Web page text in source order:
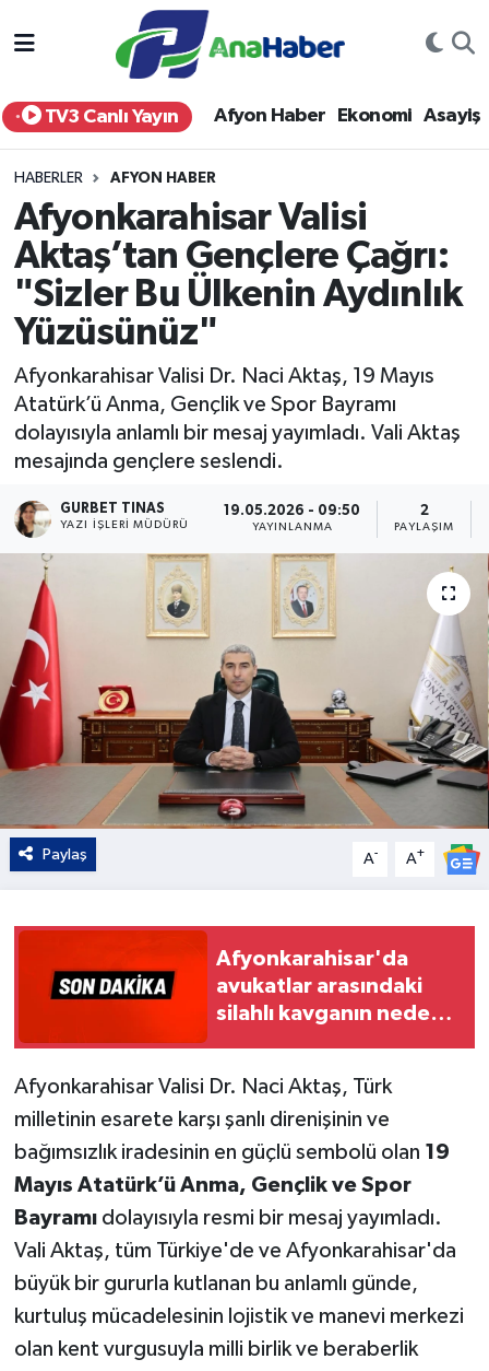
TV3 Canlı Yayın Afyon Haber Ekonomi Asayiş
HABERLER AFYON HABER
Afyonkarahisar Valisi
Aktaş’tan Gençlere Çağrı:
"Sizler Bu Ülkenin Aydınlık
Yüzüsünüz"
Afyonkarahisar Valisi Dr. Naci Aktaş, 19 Mayıs
Atatürk’ü Anma, Gençlik ve Spor Bayramı
dolayısıyla anlamlı bir mesaj yayımladı. Vali Aktaş
mesajında gençlere seslendi.
GURBET TINAS
YAZI İŞLERI MÜDÜRÜ
19.05.2026 - 09:50
YAYINLANMA
2
PAYLAŞIM
Paylaş A- A+
Afyonkarahisar'da
avukatlar arasındaki
silahlı kavganın nedeni
Afyonkarahisar Valisi Dr. Naci Aktaş, Türk
milletinin esarete karşı şanlı direnişinin ve
bağımsızlık iradesinin en güçlü sembolü olan 19
Mayıs Atatürk’ü Anma, Gençlik ve Spor
Bayramıdolayısıyla resmi bir mesaj yayımladı.
Vali Aktaş, tüm Türkiye'de ve Afyonkarahisar'da
büyük bir gururla kutlanan bu anlamlı günde,
kurtuluş mücadelesinin lojistik ve manevi merkezi
olan kent vurgusuyla milli birlik ve beraberlik
Yurt Haber
Afyon Haber
Siyaset
Spor
Sağlık
Teknoloji
Kültür - Sanat
Afyonkarahisar Nöbetçi Eczaneler
Afyonkarahisar Hava Durumu
Afyonkarahisar Trafik Yoğunluk Haritası
Süper Lig Puan Durumu ve Fikstür
Son Dakika Haberleri
Haber Arşivi